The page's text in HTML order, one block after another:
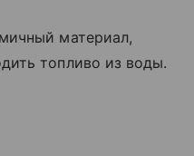
материал,
топливо из воды.